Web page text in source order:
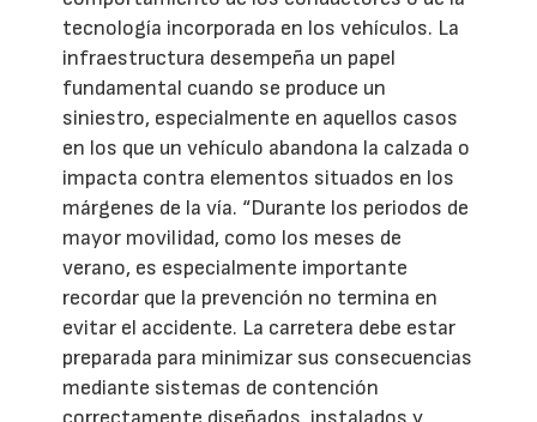
tecnología incorporada en los vehículos. La
infraestructura desempeña un papel
fundamental cuando se produce un
siniestro, especialmente en aquellos casos
en los que un vehículo abandona la calzada o
impacta contra elementos situados en los
márgenes de la vía. “Durante los periodos de
mayor movilidad, como los meses de
verano, es especialmente importante
recordar que la prevención no termina en
evitar el accidente. La carretera debe estar
preparada para minimizar sus consecuencias
mediante sistemas de contención